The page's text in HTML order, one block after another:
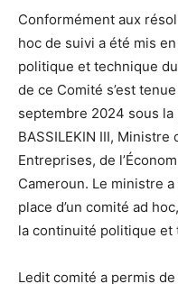
Conformément aux
hoc de suivi a été mis
politique et technique
de ce Comité s’est
septembre 2024 sous
BASSILEKIN III,
Entreprises, de
Cameroun. Le ministre
place d’un comité ad
la continuité politique et
Ledit comité a permis